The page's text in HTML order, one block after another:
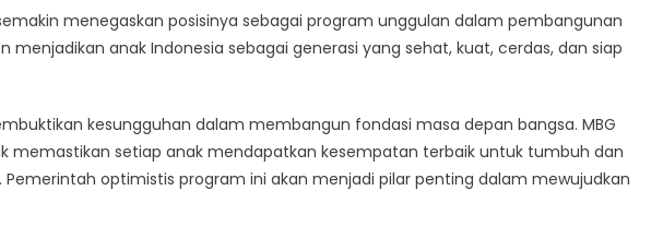
menegaskan posisinya sebagai program unggulan dalam pembangunan
anak Indonesia sebagai generasi yang sehat, kuat, cerdas, dan siap
kesungguhan dalam membangun fondasi masa depan bangsa. MBG
memastikan setiap anak mendapatkan kesempatan terbaik untuk tumbuh dan
optimistis program ini akan menjadi pilar penting dalam mewujudkan